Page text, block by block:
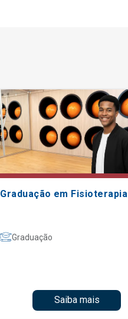
Graduação em Fisioterapia
Graduação
Saiba mais